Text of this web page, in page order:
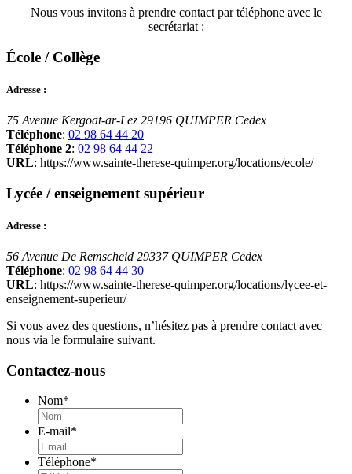
Nous vous invitons à prendre contact par téléphone avec le
secrétariat :
École / Collège
Adresse :
75 Avenue Kergoat-ar-Lez 29196 QUIMPER Cedex
Téléphone: 02 98 64 44 20
Téléphone 2: 02 98 64 44 22
URL: https://www.sainte-therese-quimper.org/locations/ecole/
Lycée / enseignement supérieur
Adresse :
56 Avenue De Remscheid 29337 QUIMPER Cedex
Téléphone: 02 98 64 44 30
URL: https://www.sainte-therese-quimper.org/locations/lycee-et-
enseignement-superieur/
Si vous avez des questions, n’hésitez pas à prendre contact avec
nous via le formulaire suivant.
Contactez-nous
Nom*
E-mail*
Téléphone*